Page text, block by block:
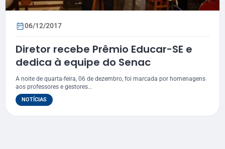
06/12/2017
Diretor recebe Prêmio Educar-SE e
dedica à equipe do Senac
A noite de quarta-feira, 06 de dezembro, foi marcada por homenagens
aos professores e gestores...
NOTÍCIAS